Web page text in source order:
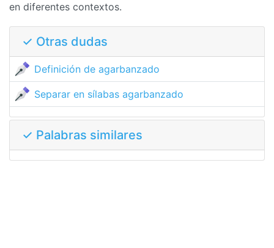
en diferentes contextos.
✓ Otras dudas
Definición de agarbanzado
Separar en sílabas agarbanzado
✓ Palabras similares